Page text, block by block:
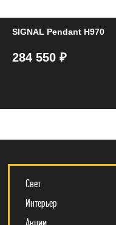
SIGNAL Pendant H970
284 550 ₽
Свет
Интерьер